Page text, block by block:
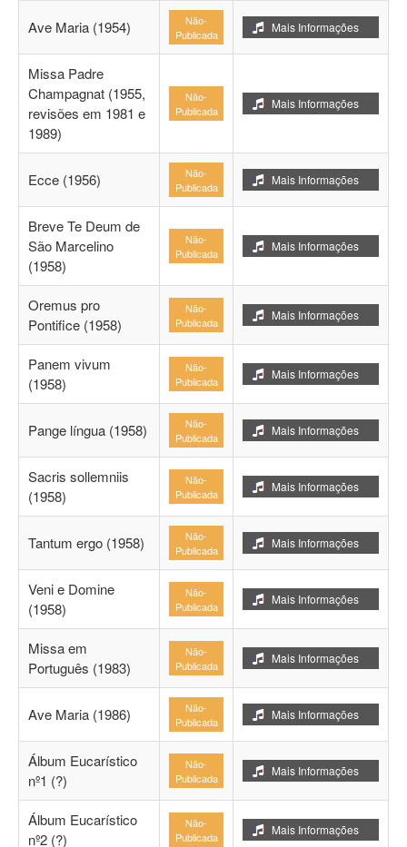
Ave Maria (1954)
Não-
Publicada
Mais Informações
Missa Padre
Champagnat (1955,
revisões em 1981 e
1989)
Não-
Publicada
Mais Informações
Ecce (1956)
Não-
Publicada
Mais Informações
Breve Te Deum de
São Marcelino
(1958)
Não-
Publicada
Mais Informações
Oremus pro
Pontifice (1958)
Não-
Publicada
Mais Informações
Panem vivum
(1958)
Não-
Publicada
Mais Informações
Pange língua (1958)
Não-
Publicada
Mais Informações
Sacris sollemniis
(1958)
Não-
Publicada
Mais Informações
Tantum ergo (1958)
Não-
Publicada
Mais Informações
Veni e Domine
(1958)
Não-
Publicada
Mais Informações
Missa em
Português (1983)
Não-
Publicada
Mais Informações
Ave Maria (1986)
Não-
Publicada
Mais Informações
Álbum Eucarístico
nº1 (?)
Não-
Publicada
Mais Informações
Álbum Eucarístico
nº2 (?)
Não-
Publicada
Mais Informações